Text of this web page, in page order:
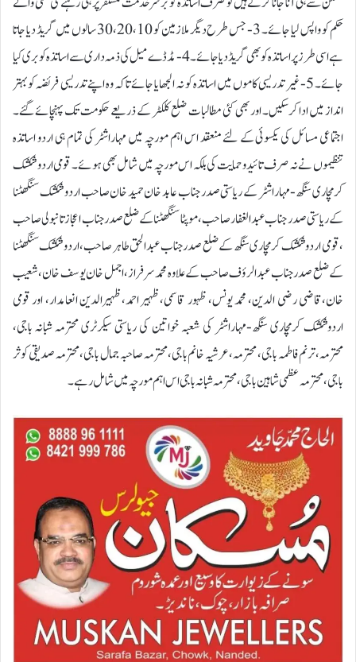
حکم کو واپس لیا جائے۔ 3- جس طرح دیگر ملازمین کو 30،20،10 سالوں میں گریڈ دیا جاتا
ہے اسی طرز پر اساتذہ کو بھی گریڈ دیا جائے۔ 4- مڈ ڈے میل کی ذمہ داری سے اساتذہ کو بری کیا
جائے۔ 5- غیر تدریسی کاموں میں اساتذہ کو نہ الجھایا جائے تاکہ وہ اپنے تدریسی فریضہ کو بہتر
انداز میں ادا کرسکیں۔ اور بھی کئی مطالبات ضلع کلکٹر کے ذریعے حکومت تک پہنچائے گئے۔
اجتماعی مسائل کی یکسوئی کے لئے منعقد اس اہم مورچہ میں مہاراشٹر کی تمام ہی اردو اساتذہ
تنظیموں نے نہ صرف تائید و حمایت کی بلکہ اس مورچہ میں شامل بھی ہوئے۔ قومی اردو شکشک
کرمچاری سنگھ-مہاراشٹر کے ریاستی صدر جناب عابد خان حمید خان صاحب اردو شکشک سنگھٹنا
کے ریاستی صدر جناب عبدالغفار صاحب، موپٹا سنگھٹنا کے ضلع صدر جناب اعجاز تانبولی صاحب
، قومی اردو شکشک کرمچاری سنگھ کے ضلع صدر جناب عبدالحق طاہر صاحب، اردو شکشک سنگھٹنا
کے ضلع صدر جناب عبدالرؤف صاحب کے علاوہ محمد سرفراز،اجمل خان یوسف خان،شعیب
خان،قاضی رضی الدین، محمد یونس، ظہور قاسمی،ظہیر احمد،ظہیرالدین انعامدار، اور قومی
اردوشکشک کرمچاری سنگھ-مہاراشٹر کی شعبہ خواتین کی ریاستی سیکرٹری محترمہ شبانہ باجی،
محترمہ،ترنم فاطمہ باجی، محترمہ،عرشیہ خانم باجی،محترمہ صاحبہ جمال باجی،محترمہ صدیقی کوثر
باجی،محترمہ عظمی شاہین باجی،محترمہ شبانہ باجی اس اہم مورچہ میں شامل رہے۔